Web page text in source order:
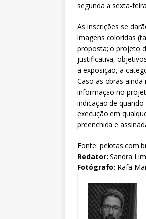
segunda a sexta-
As inscrições se
imagens coloridas
proposta; o projeto
justificativa,
a exposição, a
Caso as obras
informação no
indicação de
execução em
preenchida e
Fonte:
Redator: Sandra
Fotógrafo: Rafa